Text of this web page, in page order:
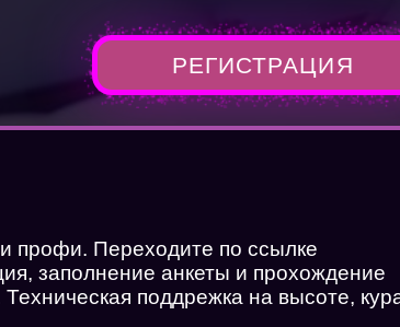
РЕГИСТРАЦИЯ
профи. Переходите по ссылке
заполнение анкеты и прохождение
поддрежка на высоте,
в онлайн